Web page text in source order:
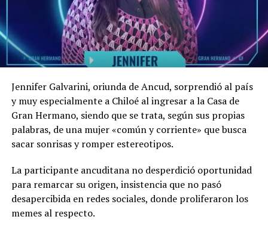
turistas. Los costos asociados con el lanzamiento
y el transporte al espacio profundo serían
sumamente altos.
La construcción de una estructura habitable en la
Luna demandaría tecnología avanzada junto al uso
de materiales resistentes a la radiación y las
temperaturas extremas. Transportar y construir con
esos materiales requeriría mucho dinero.
Para garantizar el funcionamiento del hotel
requeriría una inversión multimillonaria, debido a se
energía, sistemas de soporte vital. Además, es
necesario realizar labores de mantenimiento
constantemente para garantizar la seguridad de los
huéspedes.
sus compañeras de reality les iba a preparar curanto y,
además, hizo una promesa: «las voy a engordar».
Jennifer Galvarini, oriunda de Ancud, sorprendió al país
y muy especialmente a Chiloé al ingresar a la Casa de
Gran Hermano, siendo que se trata, según sus propias
palabras, de una mujer «común y corriente» que busca
sacar sonrisas y romper estereotipos.
La participante ancuditana no desperdició oportunidad
para remarcar su origen, insistencia que no pasó
desapercibida en redes sociales, donde proliferaron los
memes al respecto.